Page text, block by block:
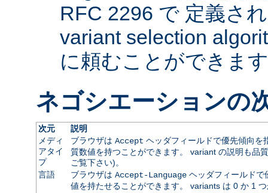
RFC 2296 で 定義さ
variant selection
に頼むことができま
ネゴシエーションの
次元
説明
メディ
アタイ
プ
ブラウザは Accept ヘッダフィールドで優先傾向を
質数値を持つことができます。 variant の説明も品
ご覧下さい)。
言語
ブラウザは Accept-Languageヘッダフィールドで
値を持たせることができます。 variants は 0 か 1